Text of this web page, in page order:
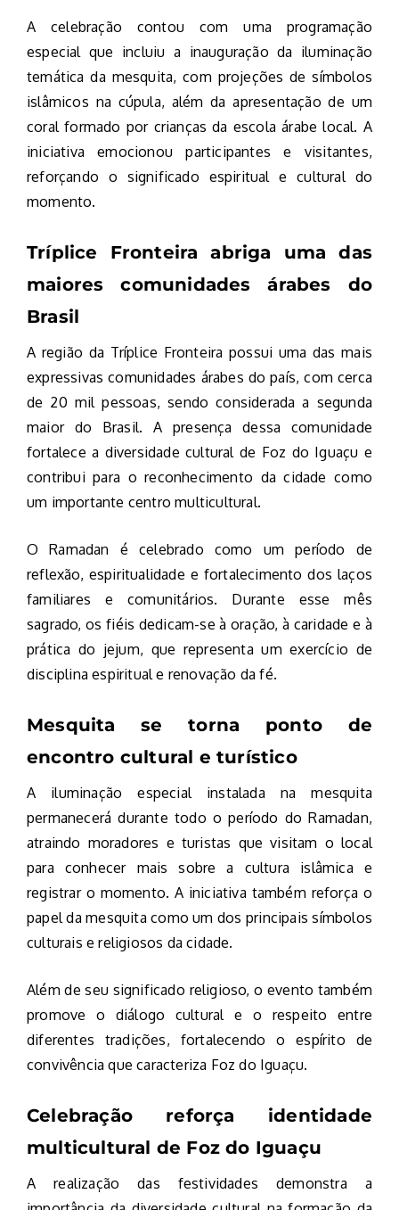
A celebração contou com uma programação
especial que incluiu a inauguração da iluminação
temática da mesquita, com projeções de símbolos
islâmicos na cúpula, além da apresentação de um
coral formado por crianças da escola árabe local. A
iniciativa emocionou participantes e visitantes,
reforçando o significado espiritual e cultural do
momento.
Tríplice Fronteira abriga uma das
maiores comunidades árabes do
Brasil
A região da Tríplice Fronteira possui uma das mais
expressivas comunidades árabes do país, com cerca
de 20 mil pessoas, sendo considerada a segunda
maior do Brasil. A presença dessa comunidade
fortalece a diversidade cultural de Foz do Iguaçu e
contribui para o reconhecimento da cidade como
um importante centro multicultural.
O Ramadan é celebrado como um período de
reflexão, espiritualidade e fortalecimento dos laços
familiares e comunitários. Durante esse mês
sagrado, os fiéis dedicam-se à oração, à caridade e à
prática do jejum, que representa um exercício de
disciplina espiritual e renovação da fé.
Mesquita se torna ponto de
encontro cultural e turístico
A iluminação especial instalada na mesquita
permanecerá durante todo o período do Ramadan,
atraindo moradores e turistas que visitam o local
para conhecer mais sobre a cultura islâmica e
registrar o momento. A iniciativa também reforça o
papel da mesquita como um dos principais símbolos
culturais e religiosos da cidade.
Além de seu significado religioso, o evento também
promove o diálogo cultural e o respeito entre
diferentes tradições, fortalecendo o espírito de
convivência que caracteriza Foz do Iguaçu.
Celebração reforça identidade
multicultural de Foz do Iguaçu
A realização das festividades demonstra a